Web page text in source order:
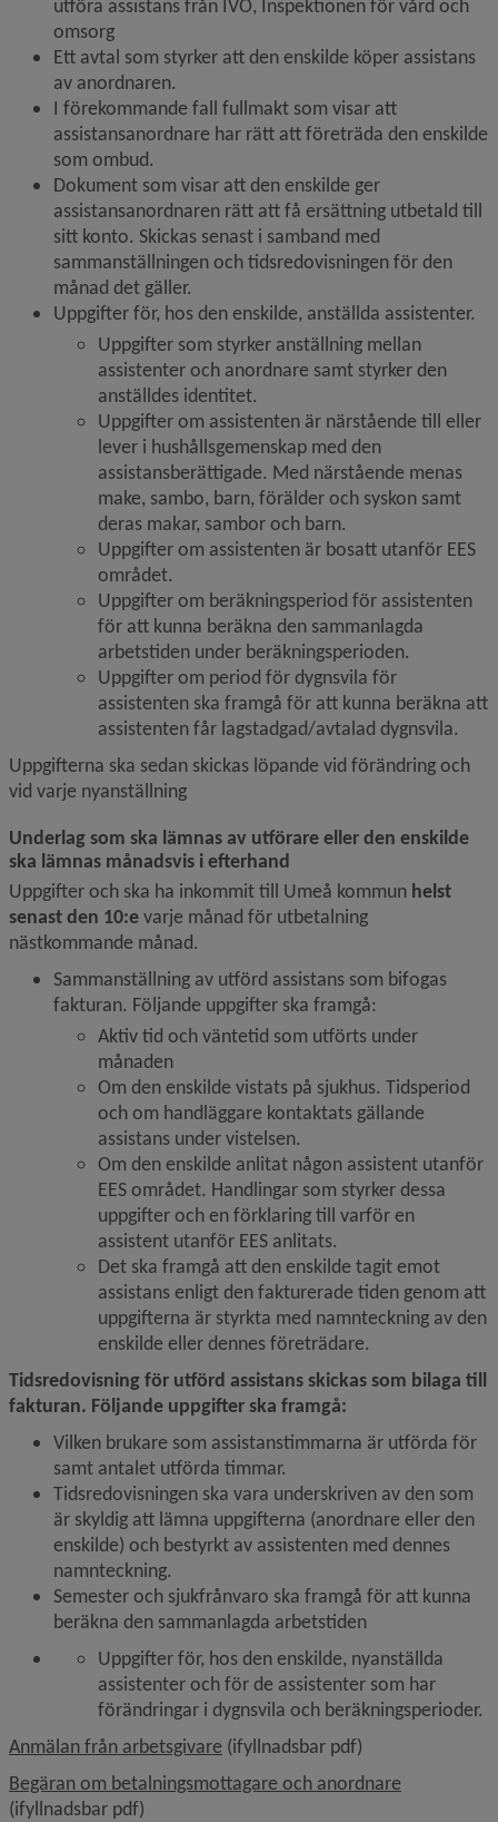
utföra assistans från IVO, Inspektionen för vård och
omsorg
Ett avtal som styrker att den enskilde köper assistans
av anordnaren.
I förekommande fall fullmakt som visar att
assistansanordnare har rätt att företräda den enskilde
som ombud.
Dokument som visar att den enskilde ger
assistansanordnaren rätt att få ersättning utbetald till
sitt konto. Skickas senast i samband med
sammanställningen och tidsredovisningen för den
månad det gäller.
Uppgifter för, hos den enskilde, anställda assistenter.
Uppgifter som styrker anställning mellan
assistenter och anordnare samt styrker den
anställdes identitet.
Uppgifter om assistenten är närstående till eller
lever i hushållsgemenskap med den
assistansberättigade. Med närstående menas
make, sambo, barn, förälder och syskon samt
deras makar, sambor och barn.
Uppgifter om assistenten är bosatt utanför EES
området.
Uppgifter om beräkningsperiod för assistenten
för att kunna beräkna den sammanlagda
arbetstiden under beräkningsperioden.
Uppgifter om period för dygnsvila för
assistenten ska framgå för att kunna beräkna att
assistenten får lagstadgad/avtalad dygnsvila.
Uppgifterna ska sedan skickas löpande vid förändring och
vid varje nyanställning
Underlag som ska lämnas av utförare eller den enskilde
ska lämnas månadsvis i efterhand
Uppgifter och ska ha inkommit till Umeå kommun helst
senast den 10:e varje månad för utbetalning
nästkommande månad.
Sammanställning av utförd assistans som bifogas
fakturan. Följande uppgifter ska framgå:
Aktiv tid och väntetid som utförts under
månaden
Om den enskilde vistats på sjukhus. Tidsperiod
och om handläggare kontaktats gällande
assistans under vistelsen.
Om den enskilde anlitat någon assistent utanför
EES området. Handlingar som styrker dessa
uppgifter och en förklaring till varför en
assistent utanför EES anlitats.
Det ska framgå att den enskilde tagit emot
assistans enligt den fakturerade tiden genom att
uppgifterna är styrkta med namnteckning av den
enskilde eller dennes företrädare.
Tidsredovisning för utförd assistans skickas som bilaga till
fakturan. Följande uppgifter ska framgå:
Vilken brukare som assistanstimmarna är utförda för
samt antalet utförda timmar.
Tidsredovisningen ska vara underskriven av den som
är skyldig att lämna uppgifterna (anordnare eller den
enskilde) och bestyrkt av assistenten med dennes
namnteckning.
Semester och sjukfrånvaro ska framgå för att kunna
beräkna den sammanlagda arbetstiden
Uppgifter för, hos den enskilde, nyanställda
assistenter och för de assistenter som har
förändringar i dygnsvila och beräkningsperioder.
Anmälan från arbetsgivare, 157.3 kB, öppnas i nytt fönster.
(ifyllnadsbar pdf)
Begäran om betalningsmottagare och anordnare, 134.3 kB,
(ifyllnadsbar pdf)